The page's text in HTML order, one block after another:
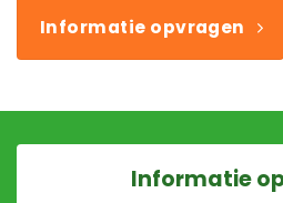
Informatie opvragen
Informatie